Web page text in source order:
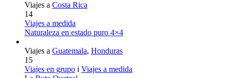
Viajes a Costa Rica
14
Viajes a medida
Naturaleza en estado puro 4×4
Viajes a Guatemala, Honduras
15
Viajes en grupo i Viajes a medida